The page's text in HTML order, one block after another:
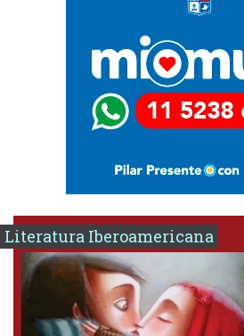
Literatura Iberoamericana